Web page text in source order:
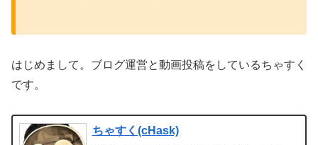
はじめまして。ブログ運営と動画投稿をしているちゃすく
です。
ちゃすく(cHask)